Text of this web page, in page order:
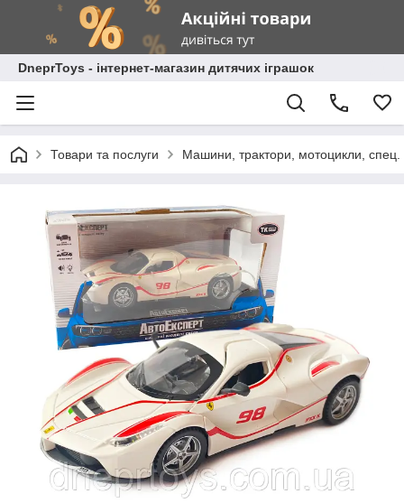
DneprToys - інтернет-магазин дитячих іграшок
Товари та послуги Машини, трактори, мотоцикли, спец.